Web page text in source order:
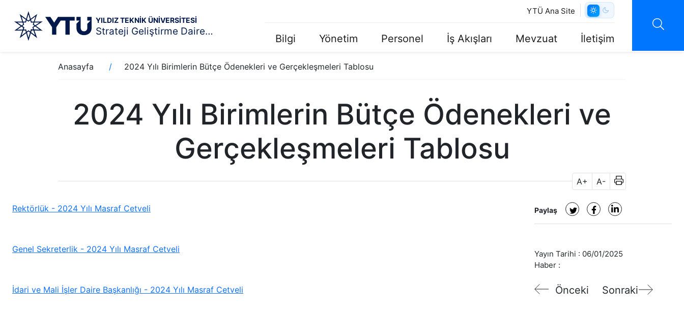
YILDIZ TEKNİK ÜNİVERSİTESİ
Strateji Geliştirme Daire Başkanlığı
YTÜ Ana Site
Ana
Bilgi Yönetim Personel İş Akışları Mevzuat İletişim
Sayfa
yolu
Anasayfa 2024 Yılı Birimlerin Bütçe Ödenekleri ve Gerçekleşmeleri Tablosu
2024 Yılı Birimlerin Bütçe Ödenekleri ve
Gerçekleşmeleri Tablosu
A+ A-
Rektörlük - 2024 Yılı Masraf Cetveli
Genel Sekreterlik - 2024 Yılı Masraf Cetveli
İdari ve Mali İşler Daire Başkanlığı - 2024 Yılı Masraf Cetveli
Paylaş
Yayın Tarihi : 06/01/2025
Haber :
Önceki Sonraki